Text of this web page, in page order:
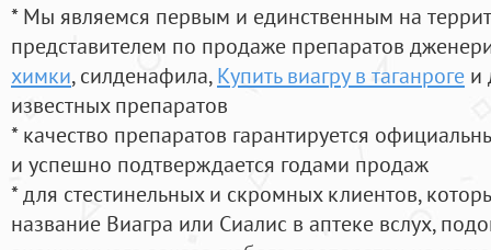
* Мы являемся первым и единственным на
представителем по продаже препаратов
химки, силденафила, Купить виагру в таганроге и
известных препаратов
* качество препаратов гарантируется
и успешно подтверждается годами продаж
* для стестинельных и скромных клиентов,
название Виагра или Сиалис в аптеке вслух,